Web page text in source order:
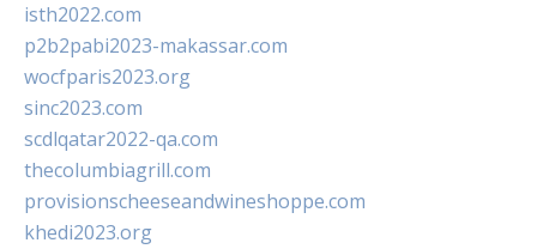
isth2022.com
p2b2pabi2023-makassar.com
wocfparis2023.org
sinc2023.com
scdlqatar2022-qa.com
thecolumbiagrill.com
provisionscheeseandwineshoppe.com
khedi2023.org